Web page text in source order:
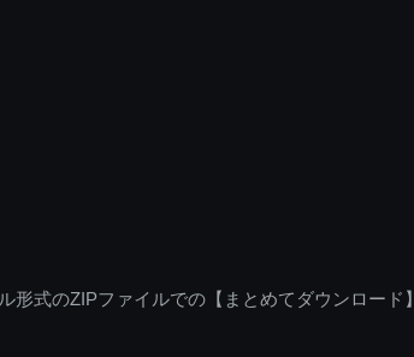
式のZIPファイルでの【まとめてダウンロード】